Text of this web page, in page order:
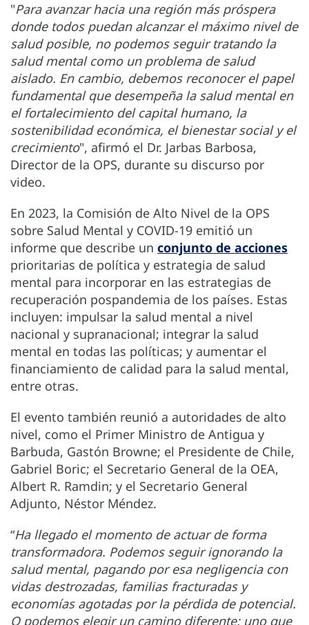
"Para avanzar hacia una región más próspera
donde todos puedan alcanzar el máximo nivel de
salud posible, no podemos seguir tratando la
salud mental como un problema de salud
aislado. En cambio, debemos reconocer el papel
fundamental que desempeña la salud mental en
el fortalecimiento del capital humano, la
sostenibilidad económica, el bienestar social y el
crecimiento", afirmó el Dr. Jarbas Barbosa,
Director de la OPS, durante su discurso por
video.
En 2023, la Comisión de Alto Nivel de la OPS
sobre Salud Mental y COVID-19 emitió un
informe que describe un conjunto de acciones
prioritarias de política y estrategia de salud
mental para incorporar en las estrategias de
recuperación pospandemia de los países. Estas
incluyen: impulsar la salud mental a nivel
nacional y supranacional; integrar la salud
mental en todas las políticas; y aumentar el
financiamiento de calidad para la salud mental,
entre otras.
El evento también reunió a autoridades de alto
nivel, como el Primer Ministro de Antigua y
Barbuda, Gastón Browne; el Presidente de Chile,
Gabriel Boric; el Secretario General de la OEA,
Albert R. Ramdin; y el Secretario General
Adjunto, Néstor Méndez.
“Ha llegado el momento de actuar de forma
transformadora. Podemos seguir ignorando la
salud mental, pagando por esa negligencia con
vidas destrozadas, familias fracturadas y
economías agotadas por la pérdida de potencial.
O podemos elegir un camino diferente: uno que